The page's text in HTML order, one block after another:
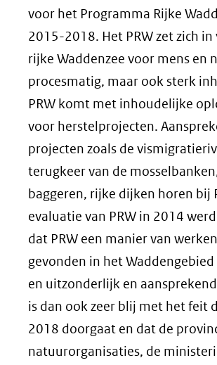
voor het Programma Rijke
2015-2018. Het PRW zet zich in
rijke Waddenzee voor mens en
procesmatig, maar ook sterk
PRW komt met inhoudelijke
voor herstelprojecten.
projecten zoals de
terugkeer van de
baggeren, rijke dijken horen bij
evaluatie van PRW in 2014
dat PRW een manier van
gevonden in het
en uitzonderlijk en aansprekend
is dan ook zeer blij met het feit
2018 doorgaat en dat de
natuurorganisaties, de